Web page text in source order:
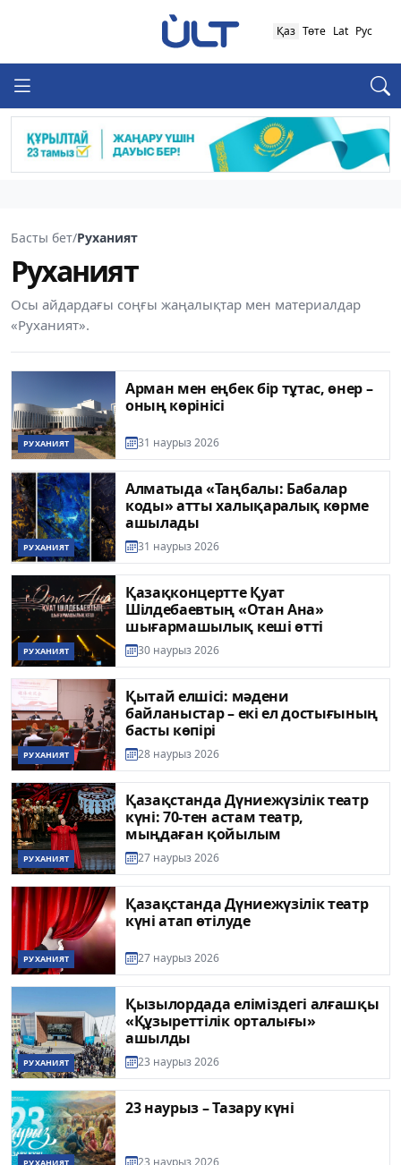
Қаз Төте Lat Рус
Басты бет/Руханият
Руханият
Осы айдардағы соңғы жаңалықтар мен материалдар
«Руханият».
РУХАНИЯТ
Арман мен еңбек бір тұтас, өнер –
оның көрінісі
31 наурыз 2026
РУХАНИЯТ
Алматыда «Таңбалы: Бабалар
коды» атты халықаралық көрме
ашылады
31 наурыз 2026
РУХАНИЯТ
Қазақконцертте Қуат
Шілдебаевтың «Отан Ана»
шығармашылық кеші өтті
30 наурыз 2026
РУХАНИЯТ
Қытай елшісі: мәдени
байланыстар – екі ел достығының
басты көпірі
28 наурыз 2026
РУХАНИЯТ
Қазақстанда Дүниежүзілік театр
күні: 70-тен астам театр,
мыңдаған қойылым
27 наурыз 2026
РУХАНИЯТ
Қазақстанда Дүниежүзілік театр
күні атап өтілуде
27 наурыз 2026
РУХАНИЯТ
Қызылордада еліміздегі алғашқы
«Құзыреттілік орталығы»
ашылды
23 наурыз 2026
23 наурыз – Тазару күні
23 наурыз 2026